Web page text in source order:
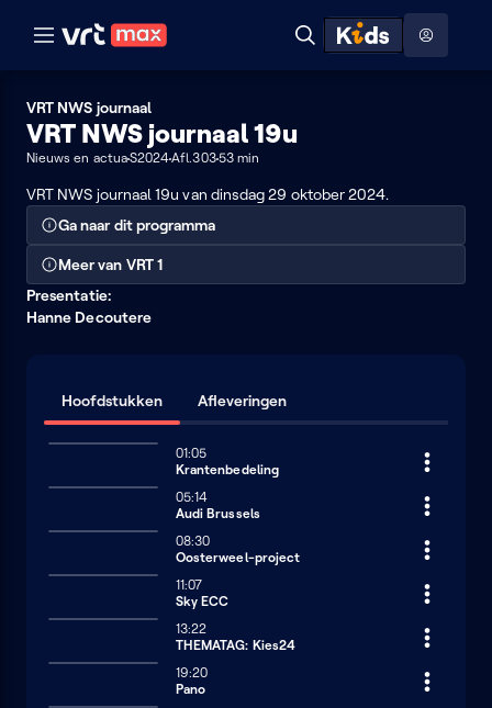
Naar hoofdinhoud Naar audiodescriptie Naar help
Zoeken
ontdekken
VRT NWS journaal
VRT NWS journaal 19u
Nieuws en actuaS2024Afl.30353 min
VRT NWS journaal 19u van dinsdag 29 oktober 2024.
Ga naar dit programma
Meer van VRT 1
Presentatie:
Hanne Decoutere
Hoofdstukken Afleveringen
01:05
Krantenbedeling
05:14
Audi Brussels
08:30
Oosterweel-project
11:07
Sky ECC
13:22
THEMATAG: Kies24
19:20
Pano